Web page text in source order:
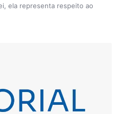
ela representa respeito ao